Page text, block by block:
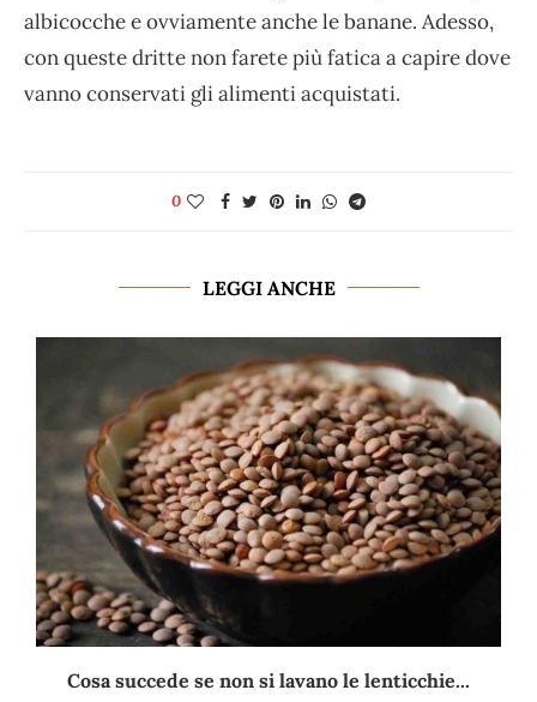
albicocche e ovviamente anche le banane. Adesso,
con queste dritte non farete più fatica a capire dove
vanno conservati gli alimenti acquistati.
0
LEGGI ANCHE
Cosa succede se non si lavano le lenticchie...